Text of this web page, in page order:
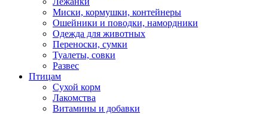
Миски, кормушки, контейнеры
Ошейники и поводки, намордники
Одежда для животных
Переноски, сумки
Туалеты, совки
Развес
Птицам
Сухой корм
Лакомства
Витамины и добавки